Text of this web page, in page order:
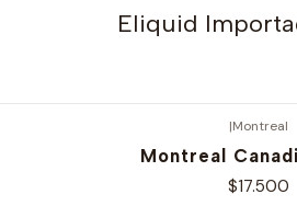
Eliquid
|Montreal
Montreal
$17.500